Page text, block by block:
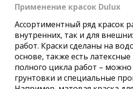
Применение красок Dulux
Ассортиментный ряд красок
внутренних, так и для
работ. Краски сделаны на
основе, также есть
полного цикла работ –
грунтовки и специальные